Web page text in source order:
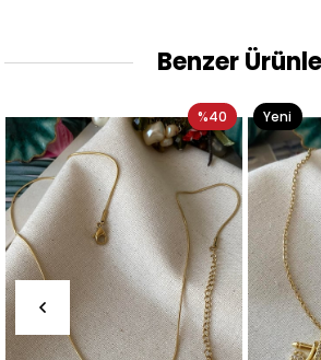
Benzer
%40
Yeni
Ürün